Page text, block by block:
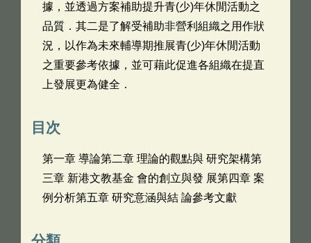
據，並透過方案補助提升青(少)年休閒活動之
品質．其二是了解受補助非營利組織之用作狀
況，以作為未來輔導期推展青(少)年休閒活動
之重要參考依據，並可藉此促進各組織在提直
上發展更為健全．
目次
第一章 導論第二章 理論的觀點與 研究架構第
三章 新港文教基金 會的創立與發 展第四章 案
例分析第五章 研究意涵與結 論參考文獻